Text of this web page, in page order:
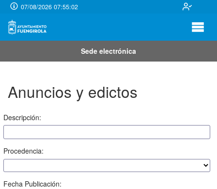
07/08/2026 07:55:02
Sede electrónica
Anuncios y edictos
Descripción:
Procedencia:
Fecha Publicación: